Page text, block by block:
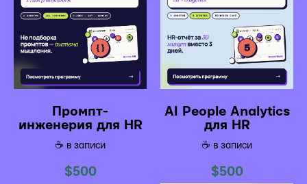
Промпт-
инженерия для HR
☕️ в записи
$500
AI People Analytics
для HR
☕️ в записи
$500